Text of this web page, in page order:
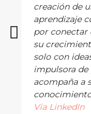
creación de
aprendizaje
por conectar
su
solo con
impulsora
acompaña a
Vía LinkedIn